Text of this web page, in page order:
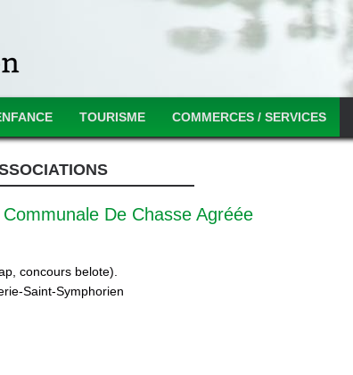
TOURISME COMMERCES / SERVICES
De Chasse Agréée
concours belote).
Saint-Symphorien